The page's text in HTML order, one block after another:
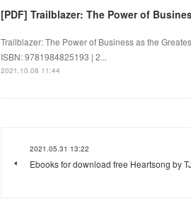
[PDF] Trailblazer: The Power of
Trailblazer: The Power of Business as the
ISBN: 9781984825193 | 2...
2021.10.08 11:44
2021.05.31 13:22
Ebooks for download free Heartsong by